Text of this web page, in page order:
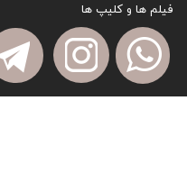
فیلم ها و کلیپ ها